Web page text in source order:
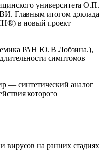
университета О.П.
Главным итогом доклада
в новый проект
РАН Ю. В Лобзина.),
симптомов
— синтетический аналог
которого
вирусов на ранних стадиях